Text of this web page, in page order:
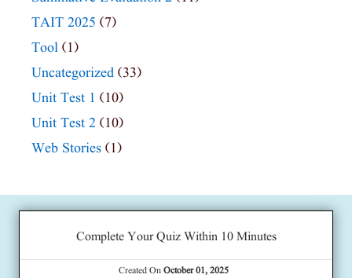
TAIT 2025 (7)
Tool (1)
Uncategorized (33)
Unit Test 1 (10)
Unit Test 2 (10)
Web Stories (1)
Complete Your Quiz Within 10 Minutes
Created OnOctober 01, 2025